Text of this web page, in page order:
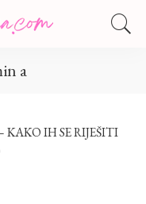
a
IH SE RIJEŠITI